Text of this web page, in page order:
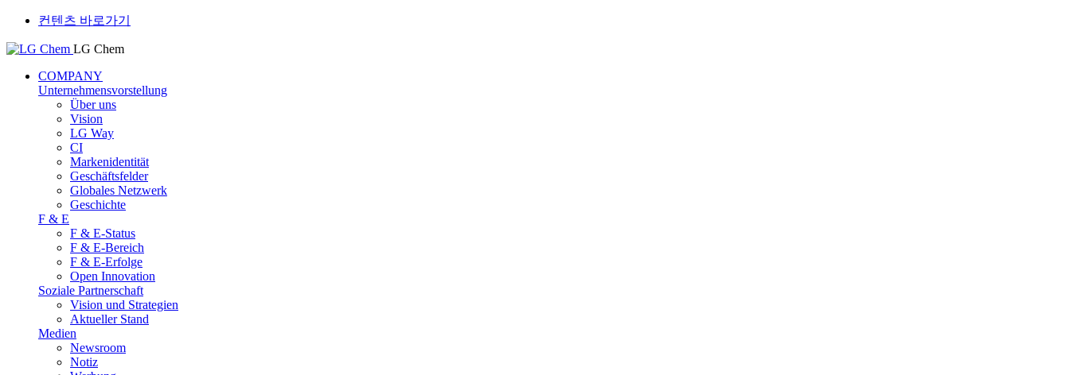
컨텐츠 바로가기
LG Chem
COMPANY
Unternehmensvorstellung
Über uns
Vision
LG Way
CI
Markenidentität
Geschäftsfelder
Globales Netzwerk
Geschichte
F & E
F & E-Status
F & E-Bereich
F & E-Erfolge
Open Innovation
Soziale Partnerschaft
Vision und Strategien
Aktueller Stand
Medien
Newsroom
Notiz